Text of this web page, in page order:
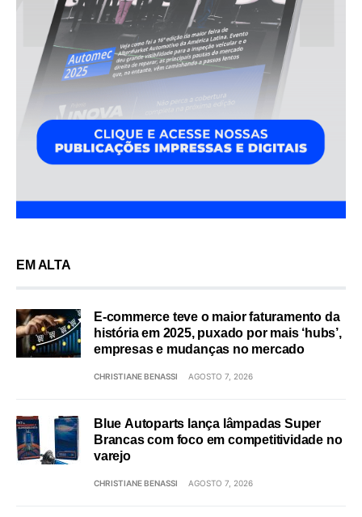
EM ALTA
E-commerce teve o maior faturamento da
história em 2025, puxado por mais ‘hubs’,
empresas e mudanças no mercado
CHRISTIANE BENASSI AGOSTO 7, 2026
Blue Autoparts lança lâmpadas Super
Brancas com foco em competitividade no
varejo
CHRISTIANE BENASSI AGOSTO 7, 2026